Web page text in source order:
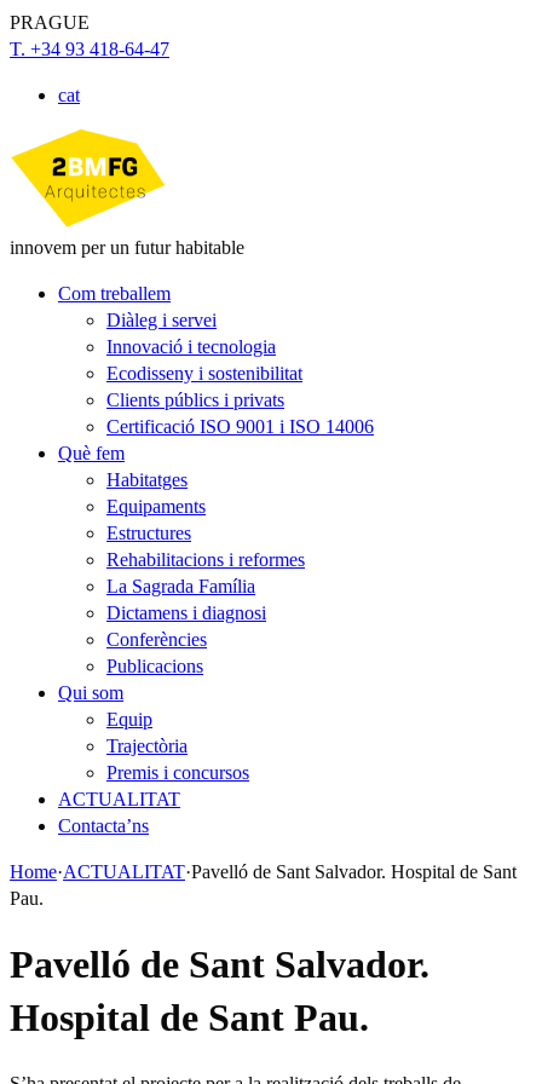
PRAGUE
T. +34 93 418-64-47
cat
innovem per un futur habitable
Com treballem
Diàleg i servei
Innovació i tecnologia
Ecodisseny i sostenibilitat
Clients públics i privats
Certificació ISO 9001 i ISO 14006
Què fem
Habitatges
Equipaments
Estructures
Rehabilitacions i reformes
La Sagrada Família
Dictamens i diagnosi
Conferències
Publicacions
Qui som
Equip
Trajectòria
Premis i concursos
ACTUALITAT
Contacta’ns
Home·ACTUALITAT·Pavelló de Sant Salvador. Hospital de Sant
Pau.
Pavelló de Sant Salvador.
Hospital de Sant Pau.